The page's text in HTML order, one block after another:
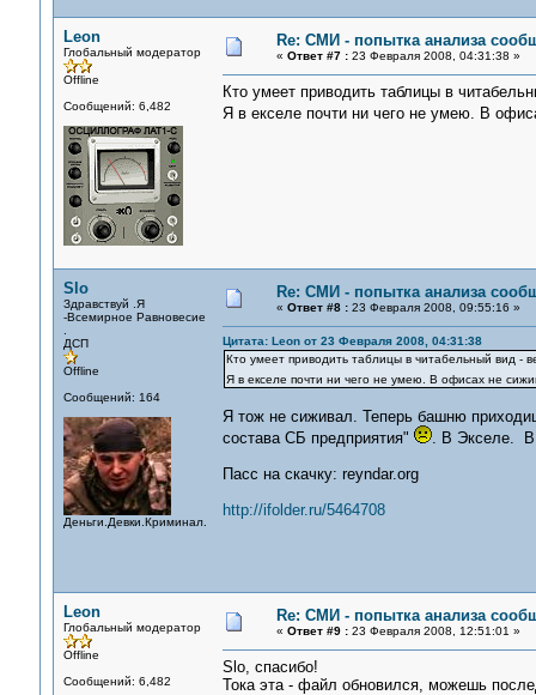
Leon
Глобальный модератор
Offline
Сообщений: 6,482
Re: СМИ - попытка анализа
« Ответ #7 :23 Февраля 2008, 04:31:38 »
Кто умеет приводить таблицы в
Я в екселе почти ни чего не умею. В
Slo
Здравствуй .Я
-Всемирное Равновесие
ДСП
Offline
Сообщений: 164
Деньги.Девки.Криминал.
Re: СМИ - попытка анализа
« Ответ #8 :23 Февраля 2008, 09:55:16 »
Цитата: Leon от 23 Февраля 2008, 04:31:38
Кто умеет приводить таблицы в читабельный вид -
Я в екселе почти ни чего не умею. В офисах не
Я тож не сиживал. Теперь башню
состава СБ предприятия"
. В Экселе. В
Пасс на скачку: reyndar.org
http://ifolder.ru/5464708
Leon
Глобальный модератор
Offline
Сообщений: 6,482
Re: СМИ - попытка анализа
« Ответ #9 :23 Февраля 2008, 12:51:01 »
Slo, спасибо!
Тока эта - файл обновился, можешь